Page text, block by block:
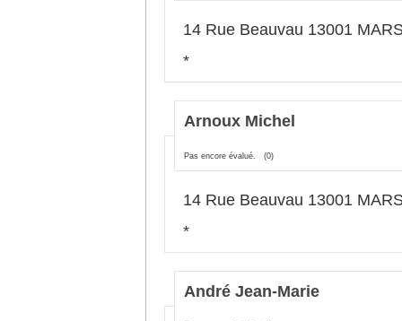
14 Rue Beauvau 13001
*
Arnoux Michel
Pas encore évalué. (0)
14 Rue Beauvau 13001
*
André Jean-Marie